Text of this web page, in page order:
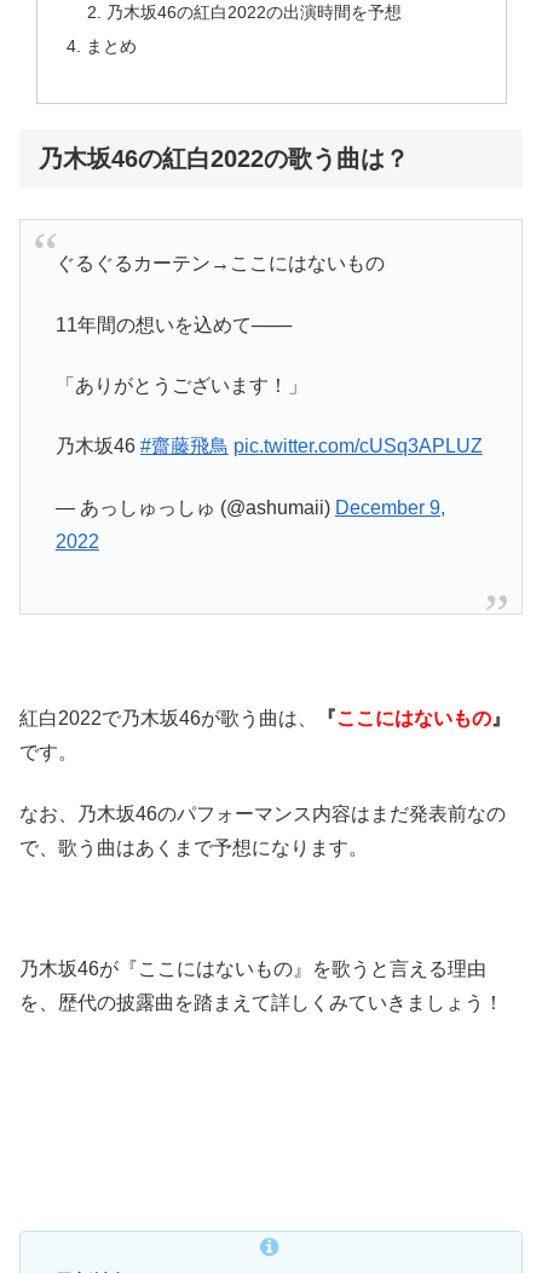
乃木坂46の紅白2022の出演時間を予想
まとめ
乃木坂46の紅白2022の歌う曲は？
ぐるぐるカーテン→ここにはないもの
11年間の想いを込めて───
「ありがとうございます！」
乃木坂46 #齋藤飛鳥 pic.twitter.com/cUSq3APLUZ
— あっしゅっしゅ (@ashumaii) December 9,
2022
紅白2022で乃木坂46が歌う曲は、 『ここにはないもの 』
です。
なお、乃木坂46のパフォーマンス内容はまだ発表前なの
で、歌う曲はあくまで予想になります。
乃木坂46が『ここにはないもの』を歌うと言える理由
を、歴代の披露曲を踏まえて詳しくみていきましょう！